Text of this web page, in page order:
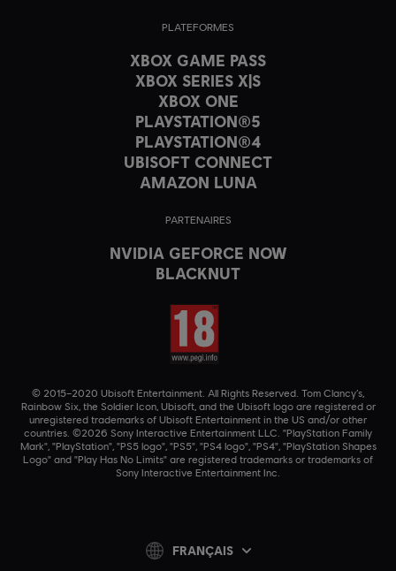
PLATEFORMES
XBOX GAME PASS
XBOX SERIES X|S
XBOX ONE
PLAYSTATION®5
PLAYSTATION®4
UBISOFT CONNECT
AMAZON LUNA
PARTENAIRES
NVIDIA GEFORCE NOW
BLACKNUT
© 2015–2020 Ubisoft Entertainment. All Rights Reserved. Tom Clancy’s,
Rainbow Six, the Soldier Icon, Ubisoft, and the Ubisoft logo are registered or
unregistered trademarks of Ubisoft Entertainment in the US and/or other
countries. ©2026 Sony Interactive Entertainment LLC. "PlayStation Family
Mark", "PlayStation", "PS5 logo", "PS5", "PS4 logo", "PS4", "PlayStation Shapes
Logo" and "Play Has No Limits" are registered trademarks or trademarks of
Sony Interactive Entertainment Inc.
FRANÇAIS